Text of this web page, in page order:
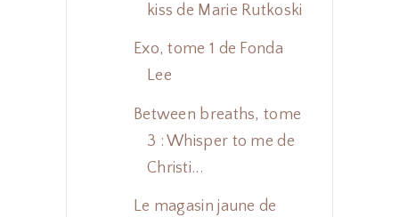
kiss de Marie Rutkoski
Exo, tome 1 de Fonda
Lee
Between breaths, tome
3 : Whisper to me de
Christi...
Le magasin jaune de